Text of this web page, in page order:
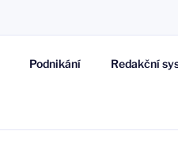
Podnikání Redakční